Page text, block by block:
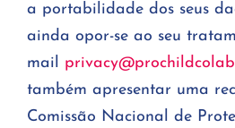
a portabilidade dos seus
ainda opor-se ao seu
mail
também apresentar uma
Comissão Nacional de